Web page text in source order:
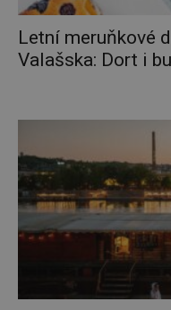
Letní meruňkové
Valašska: Dort i